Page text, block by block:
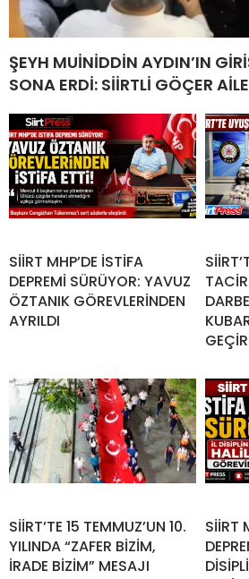
ŞEYH MUİNİDDİN AYDIN’IN
SONA ERDİ: SİİRTLİ GÖÇER
SİİRT MHP’DE İSTİFA
DEPREMİ SÜRÜYOR: YAVUZ
ÖZTANIK GÖREVLERİNDEN
AYRILDI
SİİRT’TE 15 TEMMUZ’UN 10.
YILINDA “ZAFER BİZİM,
İRADE BİZİM” MESAJI
SİİRT